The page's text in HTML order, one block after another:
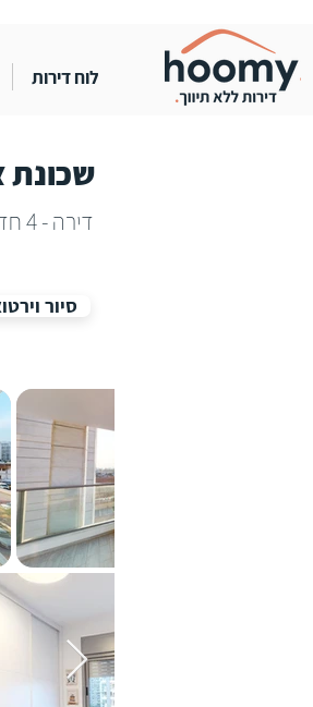
לוח דירות
דירה - 4 חדרים - באר יעק - בצמרות המושבה
סיור